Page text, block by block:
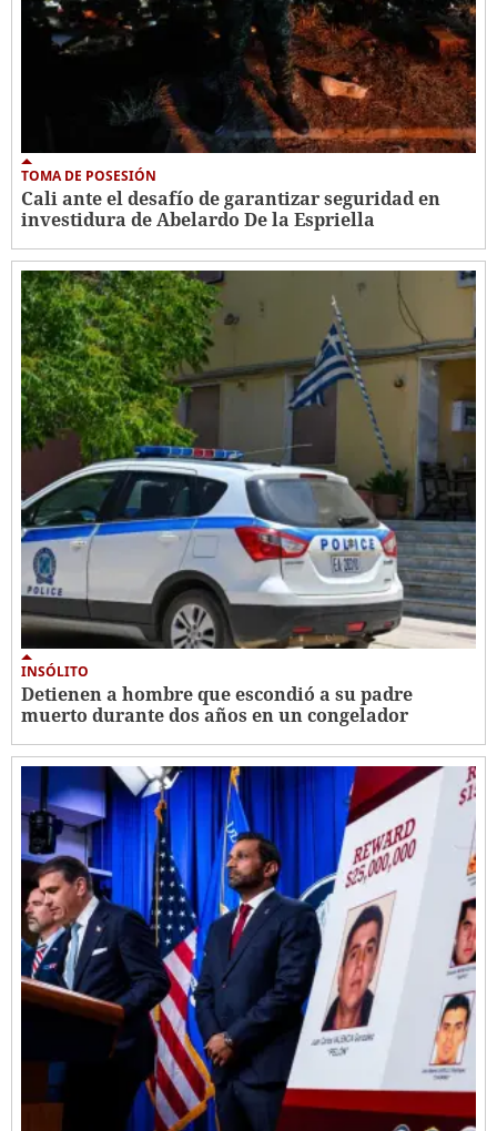
TOMA DE POSESIÓN
Cali ante el desafío de garantizar seguridad en
investidura de Abelardo De la Espriella
INSÓLITO
Detienen a hombre que escondió a su padre
muerto durante dos años en un congelador